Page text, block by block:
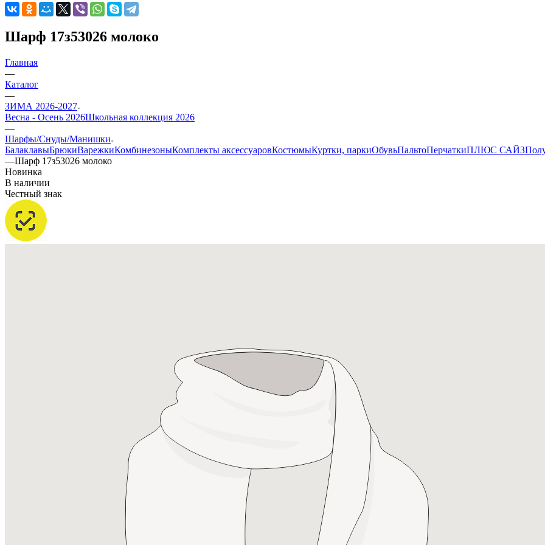
Шарф 17з53026 молоко
Главная
—
Каталог
—
ЗИМА 2026-2027
Весна - Осень 2026Школьная коллекция 2026
—
Шарфы/Снуды/Манишки
БалаклавыБрюкиВарежкиКомбинезоныКомплекты аксессуаровКостюмыКуртки, паркиОбувьПальтоПерчаткиПЛЮС САЙЗ
—Шарф 17з53026 молоко
Новинка
В наличии
Честный знак